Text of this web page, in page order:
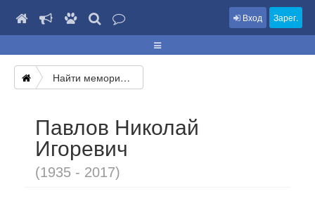
Вход Зарег.
Найти мемориал
Павлов Николай
Игоревич
(1935 - 2017)